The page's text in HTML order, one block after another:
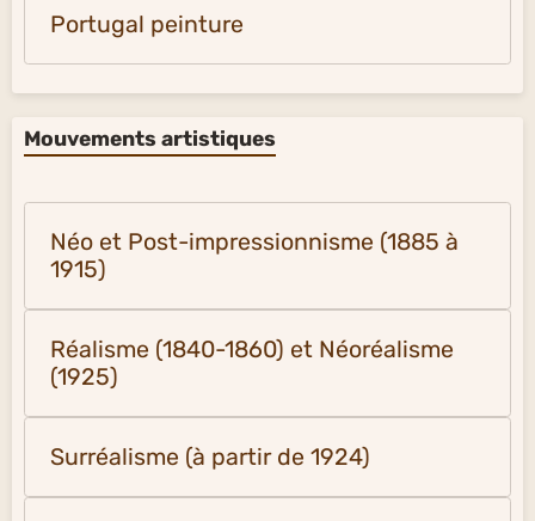
Portugal peinture
Mouvements artistiques
Néo et Post-impressionnisme (1885 à
1915)
Réalisme (1840-1860) et Néoréalisme
(1925)
Surréalisme (à partir de 1924)